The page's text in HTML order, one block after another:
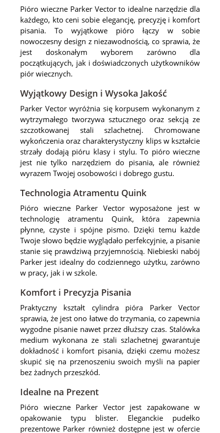
Pióro wieczne Parker Vector to idealne narzędzie dla
każdego, kto ceni sobie elegancję, precyzję i komfort
pisania. To wyjątkowe pióro łączy w sobie
nowoczesny design z niezawodnością, co sprawia, że
jest doskonałym wyborem zarówno dla
początkujących, jak i doświadczonych użytkowników
piór wiecznych.
Wyjątkowy Design i Wysoka Jakość
Parker Vector wyróżnia się korpusem wykonanym z
wytrzymałego tworzywa sztucznego oraz sekcją ze
szczotkowanej stali szlachetnej. Chromowane
wykończenia oraz charakterystyczny klips w kształcie
strzały dodają pióru klasy i stylu. To pióro wieczne
jest nie tylko narzędziem do pisania, ale również
wyrazem Twojej osobowości i dobrego gustu.
Technologia Atramentu Quink
Pióro wieczne Parker Vector wyposażone jest w
technologię atramentu Quink, która zapewnia
płynne, czyste i spójne pismo. Dzięki temu każde
Twoje słowo będzie wyglądało perfekcyjnie, a pisanie
stanie się prawdziwą przyjemnością. Niebieski nabój
Parker jest idealny do codziennego użytku, zarówno
w pracy, jak i w szkole.
Komfort i Precyzja Pisania
Praktyczny kształt cylindra pióra Parker Vector
sprawia, że jest ono łatwe do trzymania, co zapewnia
wygodne pisanie nawet przez dłuższy czas. Stalówka
medium wykonana ze stali szlachetnej gwarantuje
dokładność i komfort pisania, dzięki czemu możesz
skupić się na przenoszeniu swoich myśli na papier
bez żadnych przeszkód.
Idealne na Prezent
Pióro wieczne Parker Vector jest zapakowane w
opakowanie typu blister. Eleganckie pudełko
prezentowe Parker również dostępne jest w ofercie